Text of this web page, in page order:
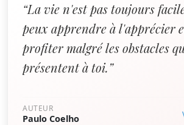
“La vie n'est pas toujours
peux apprendre à l'apprécier
profiter malgré les obstacles
présentent à toi.”
AUTEUR
Paulo Coelho